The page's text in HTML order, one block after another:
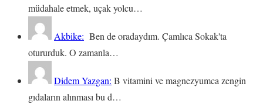
müdahale etmek, uçak yolcu…
Akbike: Ben de oradaydım. Çamlıca Sokak'ta
otururduk. O zamanla…
Didem Yazgan: B vitamini ve magnezyumca zengin
gıdaların alınması bu d…